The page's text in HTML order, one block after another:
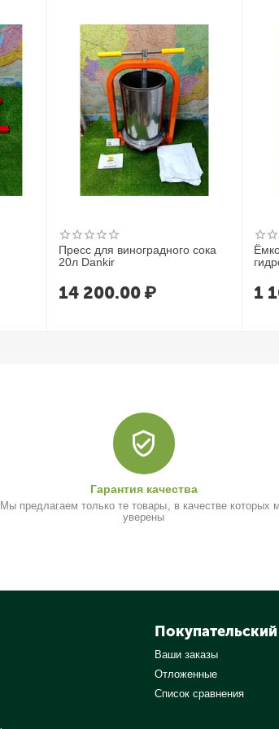
Пресс для виноградного сока
20л Dankir
14 200.00 ₽ 1
Гарантия качества
Мы предлагаем только те товары, в качестве которых
уверены
Ваши заказы
Отложенные
Список сравнения